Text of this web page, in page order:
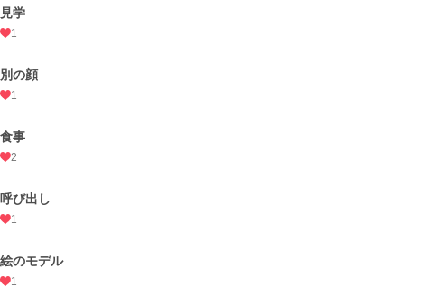
見学
1
別の顔
1
食事
2
呼び出し
1
絵のモデル
1